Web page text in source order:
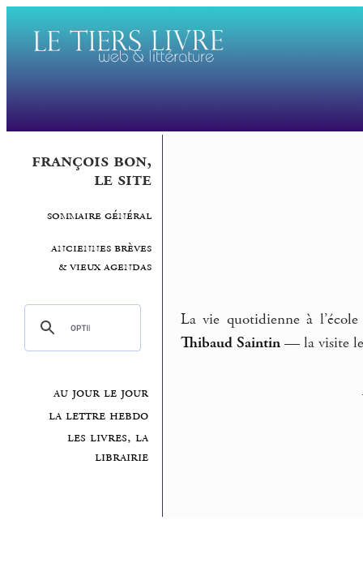
françois bon,
le site
sommaire général
anciennes brèves
& vieux agendas
au jour le jour
la lettre hebdo
les livres, la
librairie
La vie quotidienne à
Thibaud Saintin — la visite